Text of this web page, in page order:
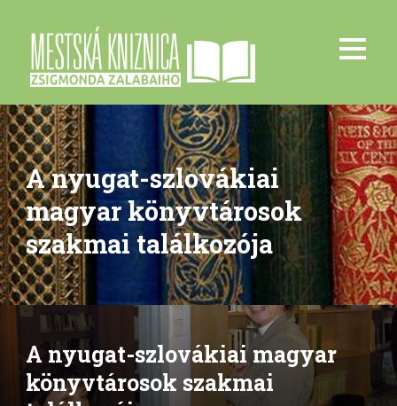
A nyugat-szlovákiai
magyar könyvtárosok
szakmai találkozója
A nyugat-szlovákiai magyar
könyvtárosok szakmai